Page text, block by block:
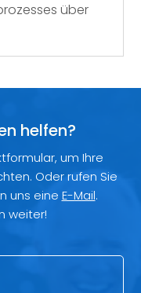
über
helfen?
um Ihre
Oder rufen Sie
uns eine E-Mail.
weiter!